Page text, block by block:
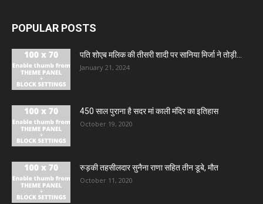
POPULAR POSTS
पति शोएब मलिक की तीसरी शादी पर सानिया मिर्जा ने तोड़ी...
January 21, 2024
450 साल पुराना है सदर मां काली मंदिर का इतिहास
October 19, 2020
रुड़की तहसीलदार सुनैना राणा सहित तीन डूबे, मौत
October 11, 2020